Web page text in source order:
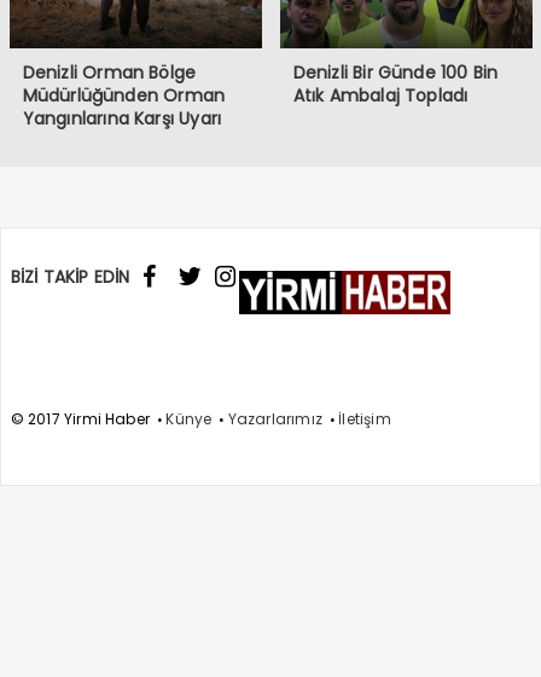
Denizli Orman Bölge
Müdürlüğünden Orman
Yangınlarına Karşı Uyarı
Denizli Bir Günde 100 Bin
Atık Ambalaj Topladı
BİZİ TAKİP EDİN
© 2017 Yirmi Haber Künye Yazarlarımız İletişim